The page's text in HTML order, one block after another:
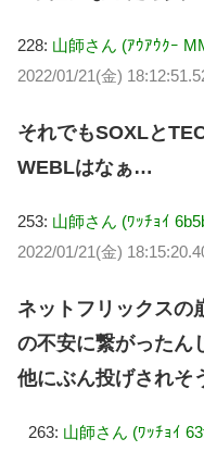
228: 山師さん (ｱｳｱｳｸｰ
2022/01/21(金)
それでもSOXLと
WEBLはなぁ…
253: 山師さん (ﾜｯﾁｮｲ
2022/01/21(金)
ネットフリックスの
の不安に繋がったん
他にぶん投げされそ
263: 山師さん (ﾜｯﾁｮｲ